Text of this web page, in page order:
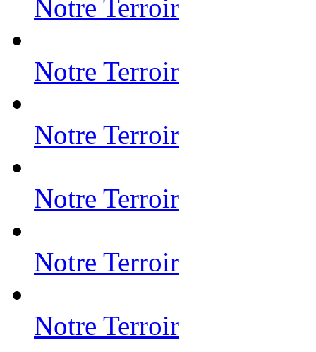
Notre Terroir
Notre Terroir
Notre Terroir
Notre Terroir
Notre Terroir
Notre Terroir